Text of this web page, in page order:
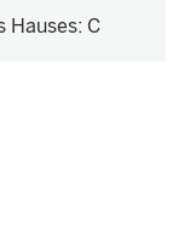
Hauses: C